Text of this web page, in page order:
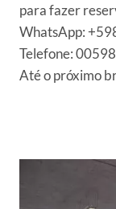
para fazer
WhatsApp:
Telefone:
Até o próximo